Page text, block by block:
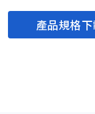
產品規格下